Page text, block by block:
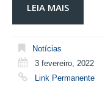
LEIA MAIS
Notícias
3 fevereiro, 2022
Link Permanente